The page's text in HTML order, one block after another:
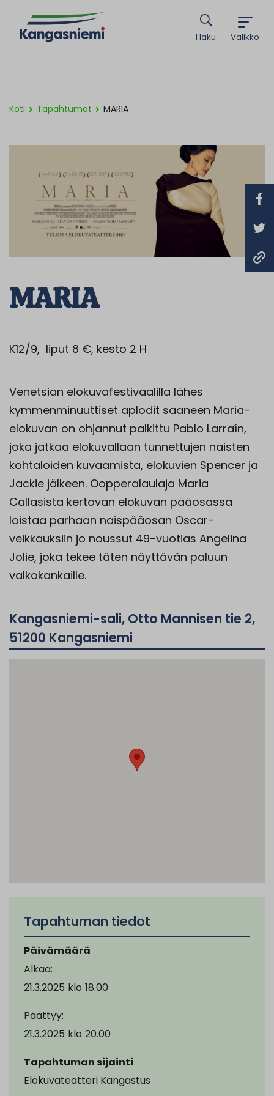
Valikko
Haku
Koti Tapahtumat MARIA
MARIA
K12/9, liput 8 €, kesto 2 H
Venetsian elokuvafestivaalilla lähes
kymmenminuuttiset aplodit saaneen Maria-
elokuvan on ohjannut palkittu Pablo Larraín,
joka jatkaa elokuvallaan tunnettujen naisten
kohtaloiden kuvaamista, elokuvien Spencer ja
Jackie jälkeen. Oopperalaulaja Maria
Callasista kertovan elokuvan pääosassa
loistaa parhaan naispääosan Oscar-
veikkauksiin jo noussut 49-vuotias Angelina
Jolie, joka tekee täten näyttävän paluun
valkokankaille.
Kangasniemi-sali, Otto Mannisen tie 2,
51200 Kangasniemi
Tapahtuman tiedot
Päivämäärä
Alkaa:
21.3.2025 klo 18.00
Päättyy:
21.3.2025 klo 20.00
Tapahtuman sijainti
Elokuvateatteri Kangastus